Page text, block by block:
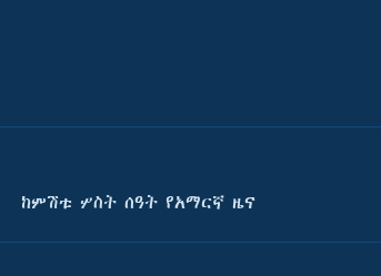
ከምሽቱ ሦስት ሰዓት የአማርኛ ዜና